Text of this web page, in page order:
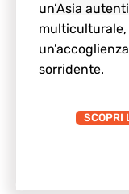
un’Asia
multiculturale,
sorridente.
SCOPRI